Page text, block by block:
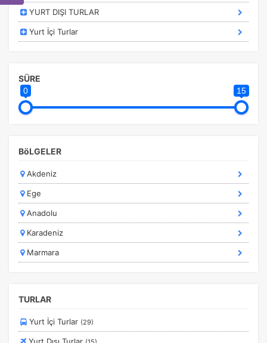
Çerez tercihlerinizi
gizlilik koşullarınıinceleyebilirsiniz.
gereklidir. Bu çerezler olmadan site düzgün çalışmaz ve
devre dışı bırakılamaz.
İstatistik Çerezleri
Ziyaretçilerin siteyi nasıl kullandığını anonim olarak
yardımcı olur.
YURT DIŞI TURLAR
Yurt İçi Turlar
SÜRE
0 15
BöLGELER
Akdeniz
Ege
Anadolu
Karadeniz
Marmara
TURLAR
Yurt İçi Turlar (29)